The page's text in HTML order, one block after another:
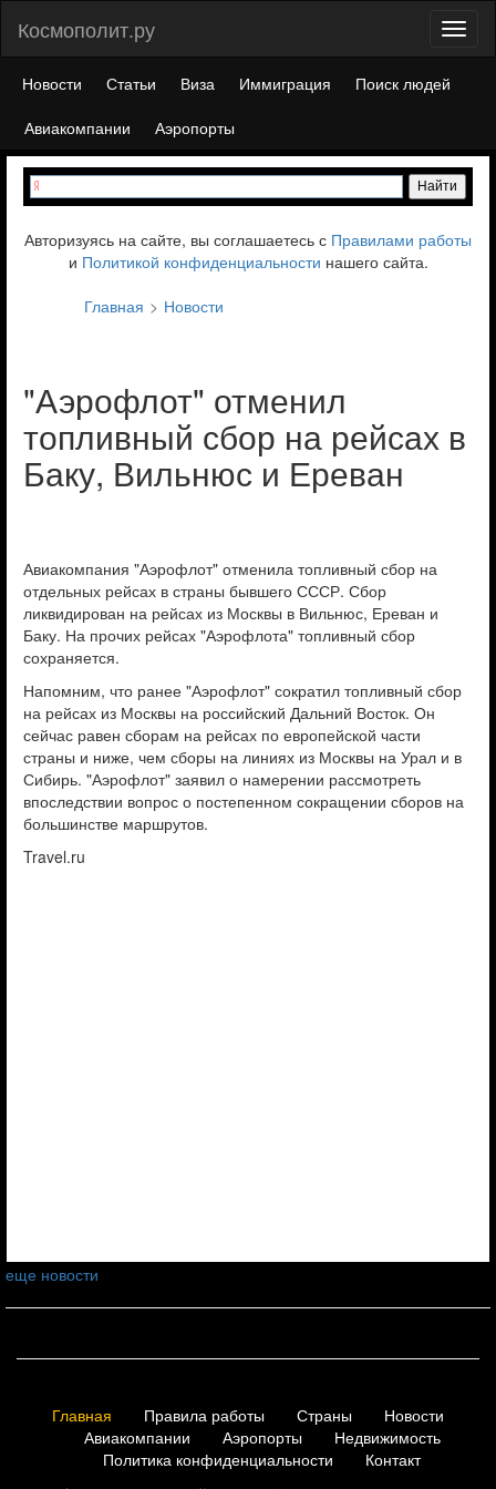
Космополит.ру
Новости Статьи Виза Иммиграция
Поиск людей
Авиакомпании
Аэропорты
Авторизуясь на сайте, вы соглашаетесь с Правилами работы
и Политикой конфиденциальности нашего сайта.
Главная
Новости
"Аэрофлот" отменил
топливный сбор на рейсах в
Баку, Вильнюс и Ереван
Авиакомпания "Аэрофлот" отменила топливный сбор на
отдельных рейсах в страны бывшего СССР. Сбор
ликвидирован на рейсах из Москвы в Вильнюс, Ереван и
Баку. На прочих рейсах "Аэрофлота" топливный сбор
сохраняется.
Напомним, что ранее "Аэрофлот" сократил топливный сбор
на рейсах из Москвы на российский Дальний Восток. Он
сейчас равен сборам на рейсах по европейской части
страны и ниже, чем сборы на линиях из Москвы на Урал и в
Сибирь. "Аэрофлот" заявил о намерении рассмотреть
впоследствии вопрос о постепенном сокращении сборов на
большинстве маршрутов.
Travel.ru
еще новости
Главная Правила работы Страны
Новости
Авиакомпании
Аэропорты
Недвижимость
Политика конфиденциальности
Контакт